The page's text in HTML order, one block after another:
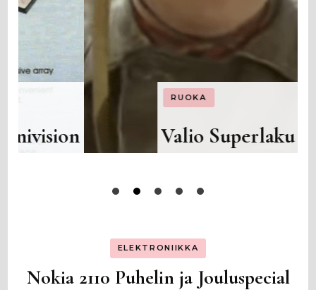
RUOKA
Valio Superlaku Jäätelö
ELEKTRONIIKKA
Nokia 2110 Puhelin ja Jouluspecial